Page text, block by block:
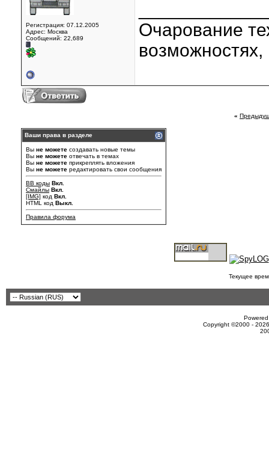
Регистрация: 07.12.2005
Адрес: Москва
Сообщений: 22,689
Очарование
возможностях,
«
Ваши права в разделе
Вы не можете создавать новые темы
Вы не можете отвечать в темах
Вы не можете прикреплять вложения
Вы не можете редактировать свои сообщения
BB коды Вкл.
Смайлы Вкл.
[IMG] код Вкл.
HTML код Выкл.
Правила форума
Текущее
Copyright ©2000 -